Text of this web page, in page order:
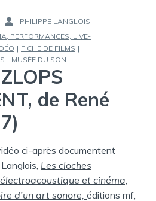
PAR :
PHILIPPE LANGLOIS
PERFORMANCES, LIVE- |
| FICHE DE FILMS |
| MUSÉE DU SON
de René
ci-après documentent
Les cloches
et cinéma,
d’un art sonore, éditions mf,